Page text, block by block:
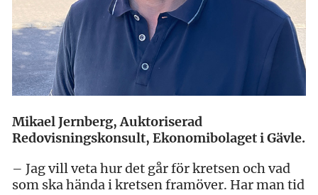
Mikael Jernberg, Auktoriserad
Redovisningskonsult, Ekonomibolaget i Gävle.
– Jag vill veta hur det går för kretsen och vad
som ska hända i kretsen framöver. Har man tid